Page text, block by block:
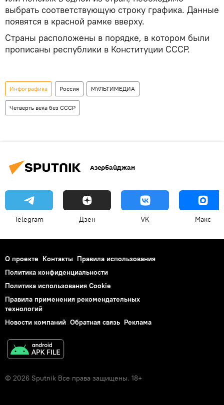
выбрать соответствующую строку графика. Данные
появятся в красной рамке вверху.
Страны расположены в порядке, в котором были
прописаны республики в Конституции СССР.
Инфографика Россия МУЛЬТИМЕДИА
Четверть века без СССР
Азербайджан
Telegram Дзен VK Макс
О проекте Контакты Правила использования
Политика конфиденциальности
Политика использования Cookie
Правила применения рекомендательных
технологий
Новости компаний Обратная связь Реклама
© 2026 Sputnik Все права защищены. 18+